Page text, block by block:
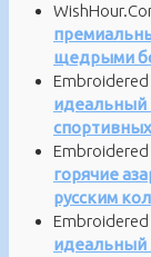
щедрыми
идеальный
горячие
русским
идеальный